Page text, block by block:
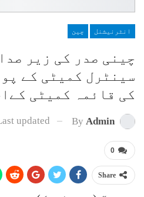
انٹرنیشنل چین
چینی صدر کی زیر
سینٹرل کمیٹی کے
کی قائمہ کمیٹی
By Admin
updated
0
Share